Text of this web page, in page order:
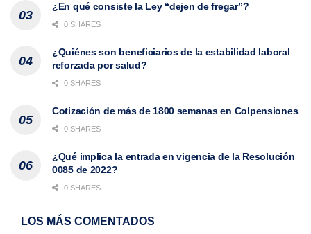
¿En qué consiste la Ley “dejen de fregar”?
0 SHARES
¿Quiénes son beneficiarios de la estabilidad laboral
reforzada por salud?
0 SHARES
Cotización de más de 1800 semanas en Colpensiones
0 SHARES
¿Qué implica la entrada en vigencia de la Resolución
0085 de 2022?
0 SHARES
LOS MÁS COMENTADOS